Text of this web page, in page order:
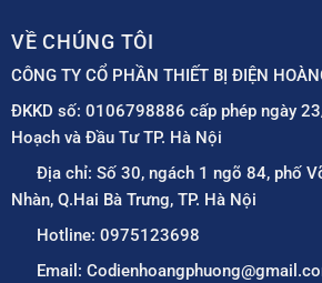
VỀ CHÚNG TÔI
CÔNG TY CỔ PHẦN THIẾT BỊ ĐIỆN
ĐKKD số: 0106798886 cấp phép ngày
Hoạch và Đầu Tư TP. Hà Nội
Địa chỉ: Số 30, ngách 1 ngõ 84, phố
Nhàn, Q.Hai Bà Trưng, TP. Hà Nội
Hotline: 0975123698
Email: